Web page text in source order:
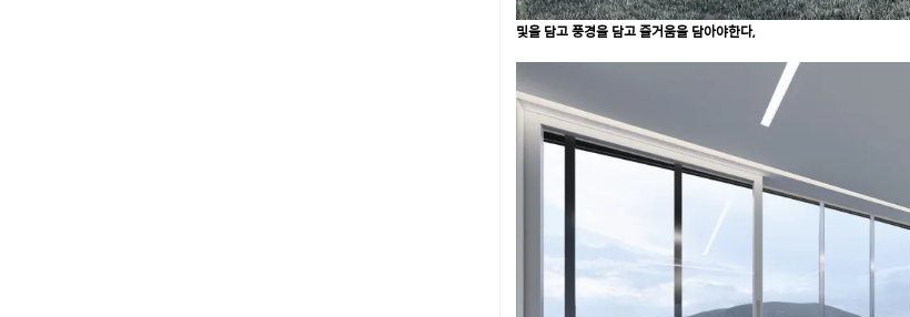
및을 담고 풍경을 담고 즐거움을 담아야한다,